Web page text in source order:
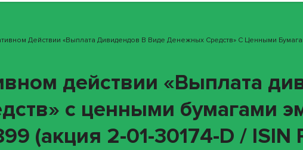
Действии «Выплата Дивидендов В Виде Денежных Средств» С Ценными
действии «Выплата
с ценными бумагами
(акция 2-01-30174-D / ISIN